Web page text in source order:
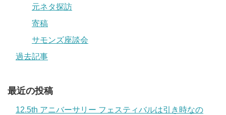
元ネタ探訪
寄稿
サモンズ座談会
過去記事
最近の投稿
12.5th アニバーサリー フェスティバルは引き時なの